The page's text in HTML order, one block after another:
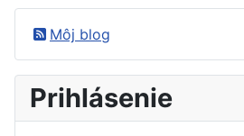
Môj blog
Prihlásenie